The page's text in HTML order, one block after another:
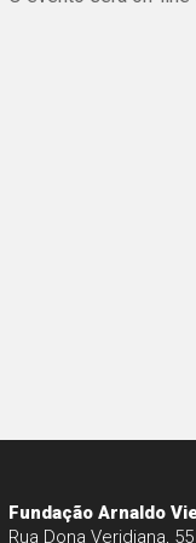
Fundação Arnaldo
Rua Dona Veridiana,